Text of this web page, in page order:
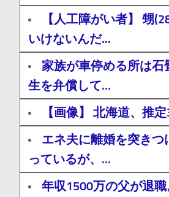
【人工障がい者】 甥
いけないんだ...
家族が車停める所は
生を弁償して...
【画像】 北海道、推
エネ夫に離婚を突き
っているが、...
年収1500万の父が退